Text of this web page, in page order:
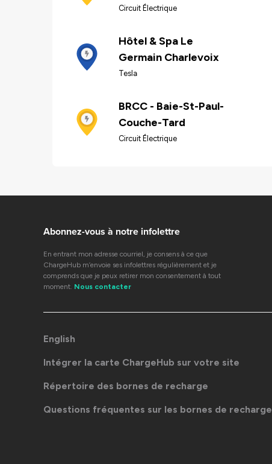
Circuit Électrique
Hôtel & Spa Le
Germain Charlevoix
Tesla
BRCC - Baie-St-Paul-
Couche-Tard
Circuit Électrique
Abonnez-vous à notre infolettre
En entrant mon adresse courriel, je consens à ce que
ChargeHub m’envoie ses infolettres régulièrement et je
comprends que je peux retirer mon consentement à tout
moment. Nous contacter
English
Intégrer la carte ChargeHub sur votre site
Répertoire des bornes de recharge
Questions fréquentes sur les bornes de recharge